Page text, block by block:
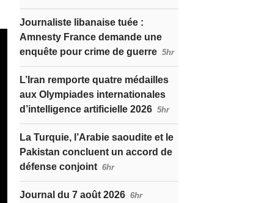
Journaliste libanaise tuée :
Amnesty France demande une
enquête pour crime de guerre 5hr
L’Iran remporte quatre médailles
aux Olympiades internationales
d’intelligence artificielle 2026 5hr
La Turquie, l’Arabie saoudite et le
Pakistan concluent un accord de
défense conjoint 6hr
Journal du 7 août 2026 6hr